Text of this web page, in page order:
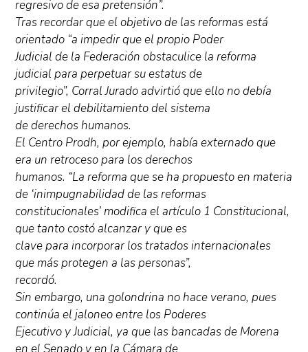
regresivo de esa pretensión”.
Tras recordar que el objetivo de las reformas está
orientado “a impedir que el propio Poder
Judicial de la Federación obstaculice la reforma
judicial para perpetuar su estatus de
privilegio”, Corral Jurado advirtió que ello no debía
justificar el debilitamiento del sistema
de derechos humanos.
El Centro Prodh, por ejemplo, había externado que
era un retroceso para los derechos
humanos. “La reforma que se ha propuesto en materia
de ‘inimpugnabilidad de las reformas
constitucionales’ modifica el artículo 1 Constitucional,
que tanto costó alcanzar y que es
clave para incorporar los tratados internacionales
que más protegen a las personas”,
recordó.
Sin embargo, una golondrina no hace verano, pues
continúa el jaloneo entre los Poderes
Ejecutivo y Judicial, ya que las bancadas de Morena